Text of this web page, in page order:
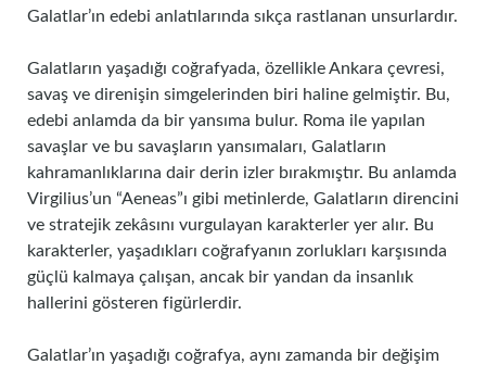
Galatlar’ın edebi anlatılarında sıkça rastlanan unsurlardır.
Galatların yaşadığı coğrafyada, özellikle Ankara çevresi,
savaş ve direnişin simgelerinden biri haline gelmiştir. Bu,
edebi anlamda da bir yansıma bulur. Roma ile yapılan
savaşlar ve bu savaşların yansımaları, Galatların
kahramanlıklarına dair derin izler bırakmıştır. Bu anlamda
Virgilius’un “Aeneas”ı gibi metinlerde, Galatların direncini
ve stratejik zekâsını vurgulayan karakterler yer alır. Bu
karakterler, yaşadıkları coğrafyanın zorlukları karşısında
güçlü kalmaya çalışan, ancak bir yandan da insanlık
hallerini gösteren figürlerdir.
Galatlar’ın yaşadığı coğrafya, aynı zamanda bir değişim